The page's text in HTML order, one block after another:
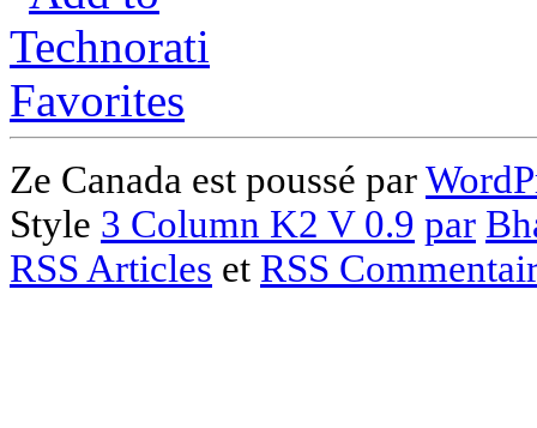
Ze Canada est poussé par
Style 3 Column K2 V 0.9 par
RSS Articles et RSS